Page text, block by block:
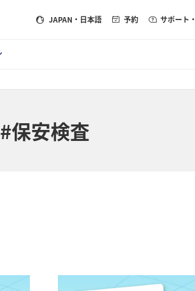
JAPAN ・日本語 予約 サポート
#保安検査